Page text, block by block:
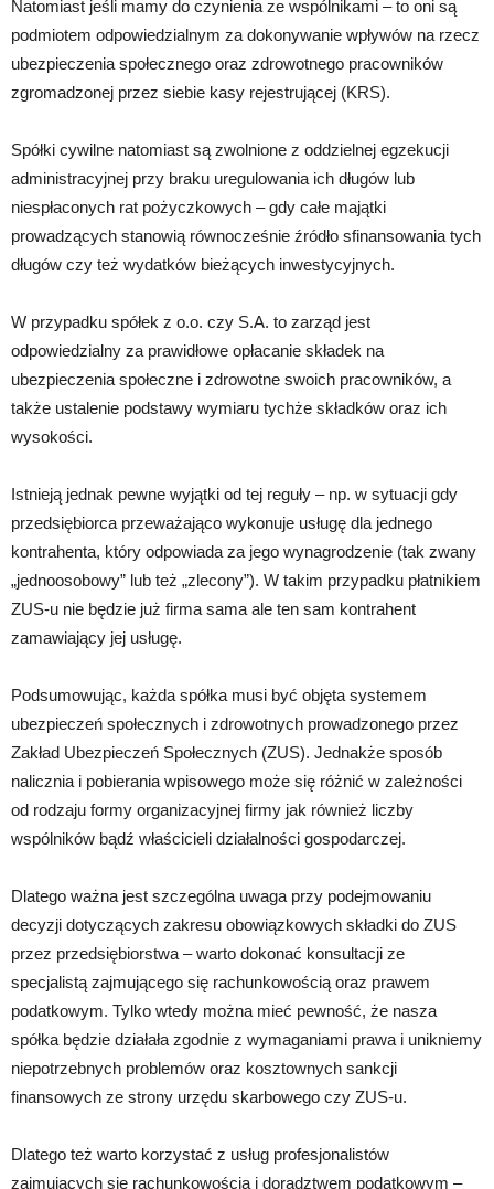
Natomiast jeśli mamy do czynienia ze wspólnikami – to oni są
podmiotem odpowiedzialnym za dokonywanie wpływów na rzecz
ubezpieczenia społecznego oraz zdrowotnego pracowników
zgromadzonej przez siebie kasy rejestrującej (KRS).
Spółki cywilne natomiast są zwolnione z oddzielnej egzekucji
administracyjnej przy braku uregulowania ich długów lub
niespłaconych rat pożyczkowych – gdy całe majątki
prowadzących stanowią równocześnie źródło sfinansowania tych
długów czy też wydatków bieżących inwestycyjnych.
W przypadku spółek z o.o. czy S.A. to zarząd jest
odpowiedzialny za prawidłowe opłacanie składek na
ubezpieczenia społeczne i zdrowotne swoich pracowników, a
także ustalenie podstawy wymiaru tychże składków oraz ich
wysokości.
Istnieją jednak pewne wyjątki od tej reguły – np. w sytuacji gdy
przedsiębiorca przeważająco wykonuje usługę dla jednego
kontrahenta, który odpowiada za jego wynagrodzenie (tak zwany
„jednoosobowy” lub też „zlecony”). W takim przypadku płatnikiem
ZUS-u nie będzie już firma sama ale ten sam kontrahent
zamawiający jej usługę.
Podsumowując, każda spółka musi być objęta systemem
ubezpieczeń społecznych i zdrowotnych prowadzonego przez
Zakład Ubezpieczeń Społecznych (ZUS). Jednakże sposób
nalicznia i pobierania wpisowego może się różnić w zależności
od rodzaju formy organizacyjnej firmy jak również liczby
wspólników bądź właścicieli działalności gospodarczej.
Dlatego ważna jest szczególna uwaga przy podejmowaniu
decyzji dotyczących zakresu obowiązkowych składki do ZUS
przez przedsiębiorstwa – warto dokonać konsultacji ze
specjalistą zajmującego się rachunkowością oraz prawem
podatkowym. Tylko wtedy można mieć pewność, że nasza
spółka będzie działała zgodnie z wymaganiami prawa i unikniemy
niepotrzebnych problemów oraz kosztownych sankcji
finansowych ze strony urzędu skarbowego czy ZUS-u.
Dlatego też warto korzystać z usług profesjonalistów
zajmujących się rachunkowością i doradztwem podatkowym –